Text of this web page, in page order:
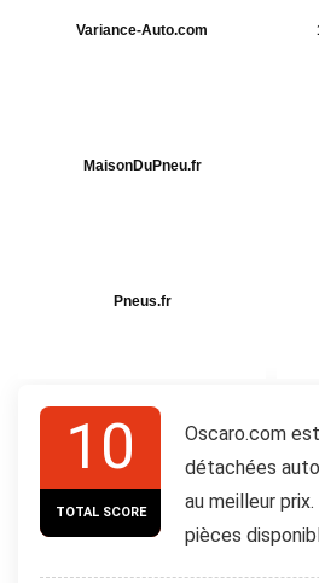
Variance-Auto.com
MaisonDuPneu.fr
Pneus.fr
10
TOTAL SCORE
Oscaro.com
détachées
au meilleur
pièces